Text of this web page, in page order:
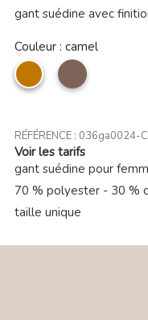
gant suédine avec
Couleur : camel
camel taupe
RÉFÉRENCE : 036ga0024-
Voir les tarifs
gant suédine pour
70 % polyester - 30 %
taille unique